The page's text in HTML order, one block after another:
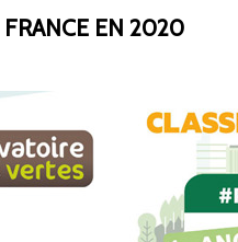
EN 2020